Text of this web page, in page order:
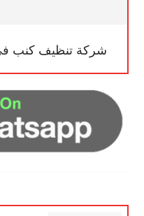
شركة تنظيف كنب في ام